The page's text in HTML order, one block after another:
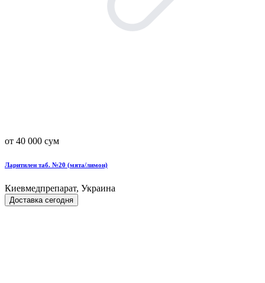
от 40 000 сум
Ларитилен таб. №20 (мята/лимон)
Киевмедпрепарат, Украина
Доставка сегодня